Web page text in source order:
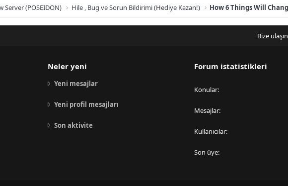
Server (POSEIDON) Hile , Bug ve Sorun Bildirimi (Hediye Kazan!)
Bize ulaşın
Neler yeni
Yeni mesajlar
Yeni profil mesajları
Son aktivite
Forum istatistikleri
Konular
Mesajlar
Kullanıcılar
Son üye